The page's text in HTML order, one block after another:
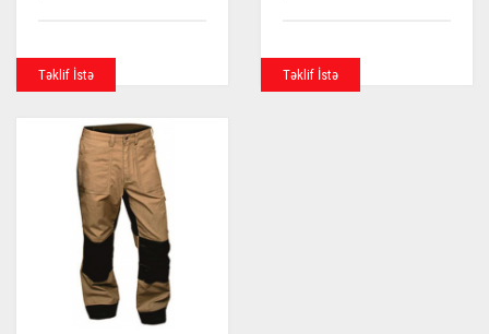
Təklif İstə Təklif İstə